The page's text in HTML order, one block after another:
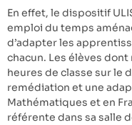
En effet, le dispositif
emploi du temps
d’adapter les
chacun. Les élèves
heures de classe sur le
remédiation et une
Mathématiques et en
référente dans sa salle